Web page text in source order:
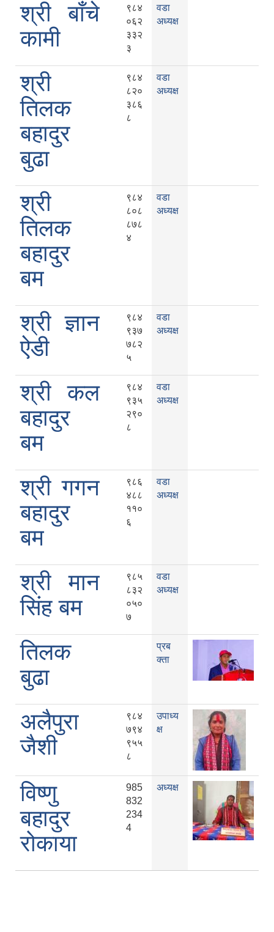
श्री बाँचे
कामी
९८४
०६२
३३२
३
वडा
अध्यक्ष
श्री
तिलक
बहादुर
बुढा
९८४
८२०
३८६
८
वडा
अध्यक्ष
श्री
तिलक
बहादुर
बम
९८४
८०८
८७८
४
वडा
अध्यक्ष
श्री ज्ञान
ऐडी
९८४
९३७
७८२
५
वडा
अध्यक्ष
श्री कल
बहादुर
बम
९८४
९३५
२९०
८
वडा
अध्यक्ष
श्री गगन
बहादुर
बम
९८६
४८८
११०
६
वडा
अध्यक्ष
श्री मान
सिंह बम
९८५
८३२
०५०
७
वडा
अध्यक्ष
तिलक
बुढा
प्रब
क्ता
अलैपुरा
जैशी
९८४
७९४
९५५
८
उपाध्य
क्ष
विष्णु
बहादुर
रोकाया
985
832
234
4
अध्यक्ष